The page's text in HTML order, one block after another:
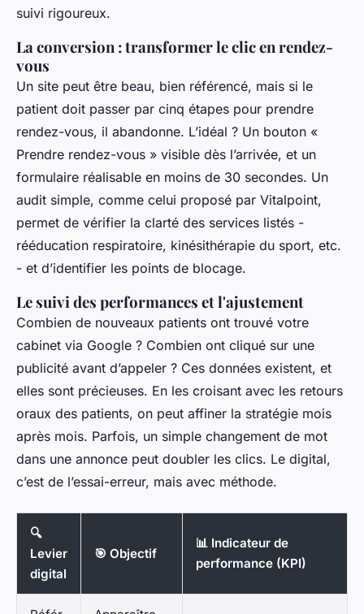
suivi rigoureux.
La conversion : transformer le clic en rendez-
vous
Un site peut être beau, bien référencé, mais si le
patient doit passer par cinq étapes pour prendre
rendez-vous, il abandonne. L’idéal ? Un bouton «
Prendre rendez-vous » visible dès l’arrivée, et un
formulaire réalisable en moins de 30 secondes. Un
audit simple, comme celui proposé par Vitalpoint,
permet de vérifier la clarté des services listés -
rééducation respiratoire, kinésithérapie du sport, etc.
- et d’identifier les points de blocage.
Le suivi des performances et l'ajustement
Combien de nouveaux patients ont trouvé votre
cabinet via Google ? Combien ont cliqué sur une
publicité avant d’appeler ? Ces données existent, et
elles sont précieuses. En les croisant avec les retours
oraux des patients, on peut affiner la stratégie mois
après mois. Parfois, un simple changement de mot
dans une annonce peut doubler les clics. Le digital,
c’est de l’essai-erreur, mais avec méthode.
🔍
Levier
digital
🎯 Objectif
📊 Indicateur de
performance (KPI)